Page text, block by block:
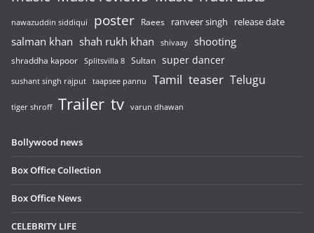
nawazuddin siddiqui poster Raees ranveer singh release date
salman khan shah rukh khan shivaay shooting
shraddha kapoor Splitsvilla 8 Sultan super dancer
sushant singh rajput taapsee pannu Tamil teaser Telugu
tiger shroff Trailer tv varun dhawan
Bollywood news
Box Office Collection
Box Office News
CELEBRITY LIFE